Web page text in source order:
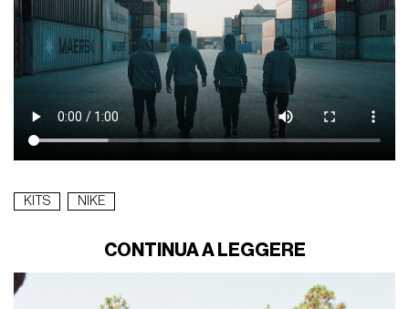
KITS NIKE
CONTINUA A LEGGERE